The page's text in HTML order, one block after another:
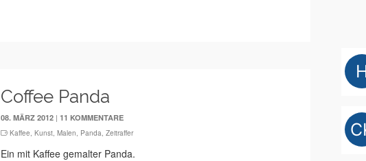
Coffee Panda
08. MÄRZ 2012 |11 KOMMENTARE
Kaffee,Kunst,Malen, Panda,Zeitraffer
Ein mit Kaffee gemalter Panda.